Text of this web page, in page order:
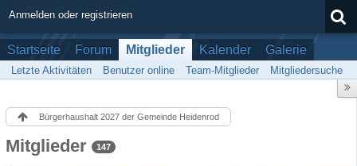
Anmelden oder registrieren
Startseite Forum Mitglieder Kalender Galerie
Letzte Aktivitäten Benutzer online Team-Mitglieder Mitgliedersuche
Bürgerhaushalt 2027 der Gemeinde Heidenrod
Mitglieder 147